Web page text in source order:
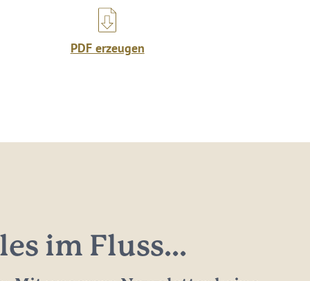
PDF erzeugen
im Fluss...